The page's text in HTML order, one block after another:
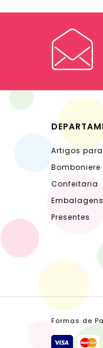
Artigos
Bomboniere
Confeitaria
Presentes
Formas de